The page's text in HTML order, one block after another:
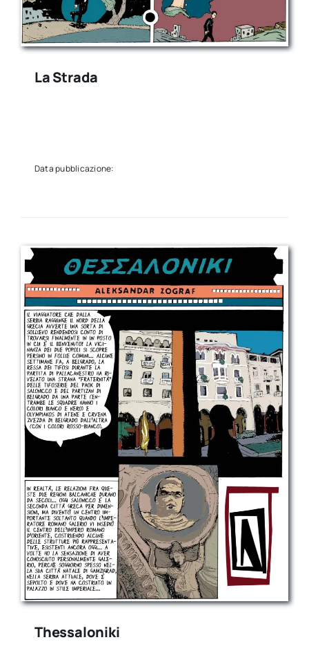
La Strada
Data pubblicazione:
Thessaloniki